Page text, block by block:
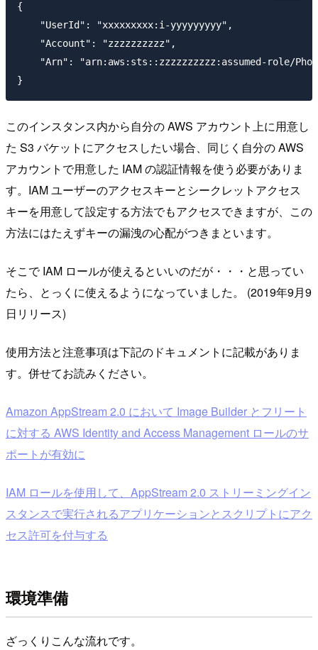
{
    "UserId": "xxxxxxxxx:i-yyyyyyyyy",
    "Account": "zzzzzzzzzz",
"Arn": "arn:aws:sts::zzzzzzzzzz:assumed-role/
このインスタンス内から自分の AWS アカウント上に用意し
た S3 バケットにアクセスしたい場合、同じく自分の AWS
アカウントで用意した IAM の認証情報を使う必要がありま
す。IAM ユーザーのアクセスキーとシークレットアクセス
キーを用意して設定する方法でもアクセスできますが、この
方法にはたえずキーの漏洩の心配がつきまといます。
そこで IAM ロールが使えるといいのだが・・・と思ってい
たら、とっくに使えるようになっていました。 (2019年9月9
日リリース)
使用方法と注意事項は下記のドキュメントに記載がありま
す。併せてお読みください。
Amazon AppStream 2.0 において Image Builder とフリート
に対する AWS Identity and Access Management ロールのサ
ポートが有効に
IAM ロールを使用して、AppStream 2.0 ストリーミングイン
スタンスで実行されるアプリケーションとスクリプトにアク
セス許可を付与する
環境準備
ざっくりこんな流れです。